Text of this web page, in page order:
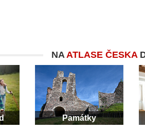
NAATLASE ČESKA
Památky